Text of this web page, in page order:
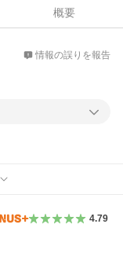
概要
情報の誤りを報告
4.79